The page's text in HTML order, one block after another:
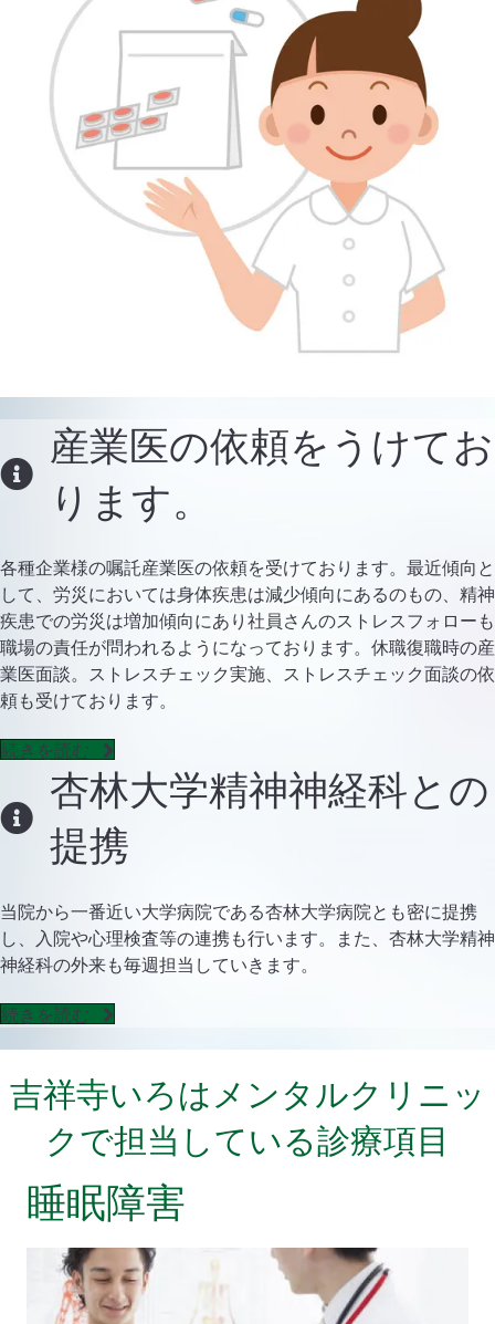
産業医の依頼をうけてお
ります。
各種企業様の嘱託産業医の依頼を受けております。最近傾向と
して、労災においては身体疾患は減少傾向にあるのもの、精神
疾患での労災は増加傾向にあり社員さんのストレスフォローも
職場の責任が問われるようになっております。休職復職時の産
業医面談。ストレスチェック実施、ストレスチェック面談の依
頼も受けております。
続きを読む
杏林大学精神神経科との
提携
当院から一番近い大学病院である杏林大学病院とも密に提携
し、入院や心理検査等の連携も行います。また、杏林大学精神
神経科の外来も毎週担当していきます。
続きを読む
吉祥寺いろはメンタルクリニッ
クで担当している診療項目
睡眠障害